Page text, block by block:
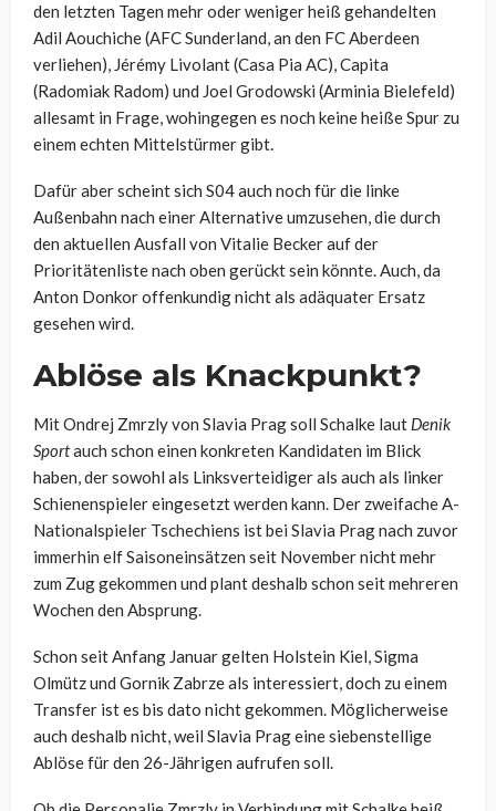
den letzten Tagen mehr oder weniger heiß gehandelten
Adil Aouchiche (AFC Sunderland, an den FC Aberdeen
verliehen), Jérémy Livolant (Casa Pia AC), Capita
(Radomiak Radom) und Joel Grodowski (Arminia Bielefeld)
allesamt in Frage, wohingegen es noch keine heiße Spur zu
einem echten Mittelstürmer gibt.
Dafür aber scheint sich S04 auch noch für die linke
Außenbahn nach einer Alternative umzusehen, die durch
den aktuellen Ausfall von Vitalie Becker auf der
Prioritätenliste nach oben gerückt sein könnte. Auch, da
Anton Donkor offenkundig nicht als adäquater Ersatz
gesehen wird.
Ablöse als Knackpunkt?
Mit Ondrej Zmrzly von Slavia Prag soll Schalke laut Denik
Sportauch schon einen konkreten Kandidaten im Blick
haben, der sowohl als Linksverteidiger als auch als linker
Schienenspieler eingesetzt werden kann. Der zweifache A-
Nationalspieler Tschechiens ist bei Slavia Prag nach zuvor
immerhin elf Saisoneinsätzen seit November nicht mehr
zum Zug gekommen und plant deshalb schon seit mehreren
Wochen den Absprung.
Schon seit Anfang Januar gelten Holstein Kiel, Sigma
Olmütz und Gornik Zabrze als interessiert, doch zu einem
Transfer ist es bis dato nicht gekommen. Möglicherweise
auch deshalb nicht, weil Slavia Prag eine siebenstellige
Ablöse für den 26-Jährigen aufrufen soll.